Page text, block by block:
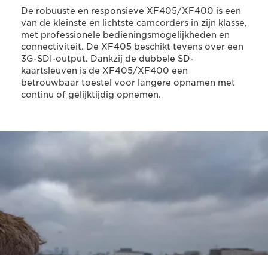
De robuuste en responsieve XF405/XF400 is een
van de kleinste en lichtste camcorders in zijn klasse,
met professionele bedieningsmogelijkheden en
connectiviteit. De XF405 beschikt tevens over een
3G-SDI-output. Dankzij de dubbele SD-
kaartsleuven is de XF405/XF400 een
betrouwbaar toestel voor langere opnamen met
continu of gelijktijdig opnemen.